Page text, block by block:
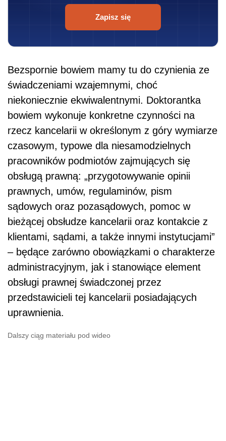
Zapisz się
Bezspornie bowiem mamy tu do czynienia ze
świadczeniami wzajemnymi, choć
niekoniecznie ekwiwalentnymi. Doktorantka
bowiem wykonuje konkretne czynności na
rzecz kancelarii w określonym z góry wymiarze
czasowym, typowe dla niesamodzielnych
pracowników podmiotów zajmujących się
obsługą prawną: „przygotowywanie opinii
prawnych, umów, regulaminów, pism
sądowych oraz pozasądowych, pomoc w
bieżącej obsłudze kancelarii oraz kontakcie z
klientami, sądami, a także innymi instytucjami”
– będące zarówno obowiązkami o charakterze
administracyjnym, jak i stanowiące element
obsługi prawnej świadczonej przez
przedstawicieli tej kancelarii posiadających
uprawnienia.
Dalszy ciąg materiału pod wideo